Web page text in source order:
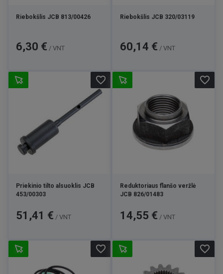
Riebokšlis JCB 813/00426
Kaina
6,30 € / VNT
Riebokšlis JCB 320/03119
Kaina
60,14 € / VNT
Priekinio tilto alsuoklis JCB
453/00303
Kaina
51,41 € / VNT
favorite_border
Reduktoriaus flanšo veržlė
JCB 826/01483
Kaina
14,55 € / VNT
favorite_border
favorite_border favorite_border